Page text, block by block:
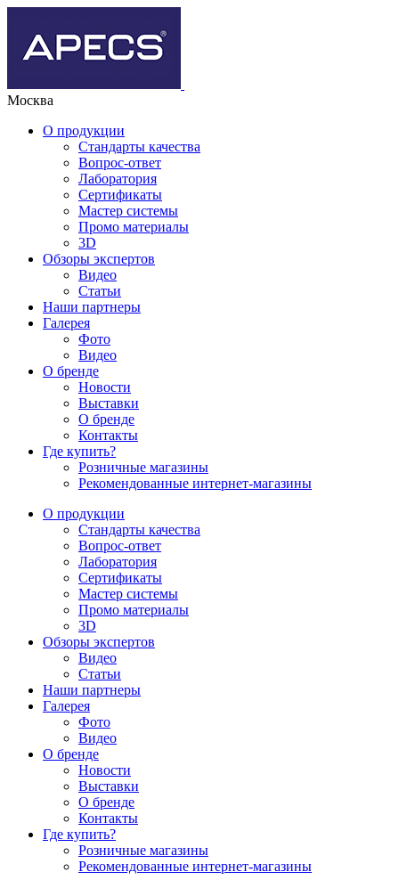
Москва
О продукции
Стандарты качества
Вопрос-ответ
Лаборатория
Сертификаты
Мастер системы
Промо материалы
3D
Обзоры экспертов
Видео
Статьи
Наши партнеры
Галерея
Фото
Видео
О бренде
Новости
Выставки
О бренде
Контакты
Где купить?
Розничные магазины
Рекомендованные интернет-магазины
О продукции
Стандарты качества
Вопрос-ответ
Лаборатория
Сертификаты
Мастер системы
Промо материалы
3D
Обзоры экспертов
Видео
Статьи
Наши партнеры
Галерея
Фото
Видео
О бренде
Новости
Выставки
О бренде
Контакты
Где купить?
Розничные магазины
Рекомендованные интернет-магазины